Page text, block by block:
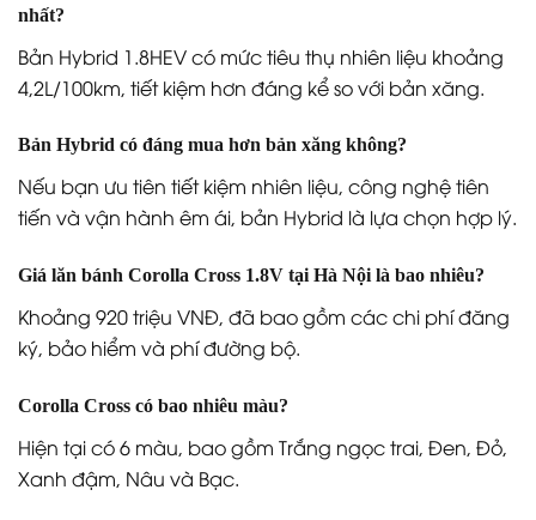
nhất?
Bản Hybrid 1.8HEV có mức tiêu thụ nhiên liệu khoảng
4,2L/100km, tiết kiệm hơn đáng kể so với bản xăng.
Bản Hybrid có đáng mua hơn bản xăng không?
Nếu bạn ưu tiên tiết kiệm nhiên liệu, công nghệ tiên
tiến và vận hành êm ái, bản Hybrid là lựa chọn hợp lý.
Giá lăn bánh Corolla Cross 1.8V tại Hà Nội là bao nhiêu?
Khoảng 920 triệu VNĐ, đã bao gồm các chi phí đăng
ký, bảo hiểm và phí đường bộ.
Corolla Cross có bao nhiêu màu?
Hiện tại có 6 màu, bao gồm Trắng ngọc trai, Đen, Đỏ,
Xanh đậm, Nâu và Bạc.